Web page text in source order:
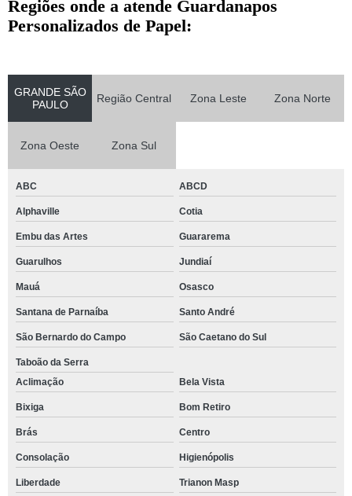
Regiões onde a atende Guardanapos
Personalizados de Papel:
GRANDE SÃO
PAULO
Região Central Zona Leste Zona Norte
Zona Oeste Zona Sul
ABC ABCD
Alphaville Cotia
Embu das Artes Guararema
Guarulhos Jundiaí
Mauá Osasco
Santana de Parnaíba Santo André
São Bernardo do Campo São Caetano do Sul
Taboão da Serra
Aclimação
Bela Vista
Bixiga Bom Retiro
Brás Centro
Consolação Higienópolis
Liberdade Trianon Masp